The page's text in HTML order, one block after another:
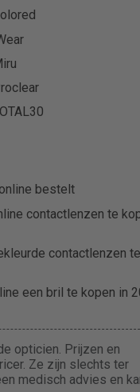
bestelt
contactlenzen te
contactlenzen
een bril te kopen in
opticien. Prijzen en
Ze zijn slechts ter
medisch advies en